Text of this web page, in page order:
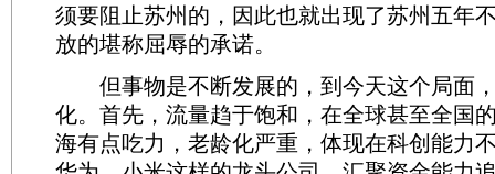
须要阻止苏州的，因此也就出现了苏州五年
放的堪称屈辱的承诺。
但事物是不断发展的，到今天这个局面
化。首先，流量趋于饱和，在全球甚至全国
海有点吃力，老龄化严重，体现在科创能力